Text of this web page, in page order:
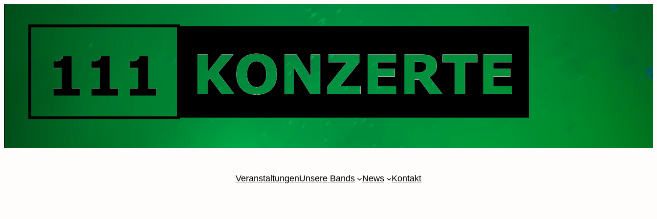
VeranstaltungenUnsere Bands News Kontakt